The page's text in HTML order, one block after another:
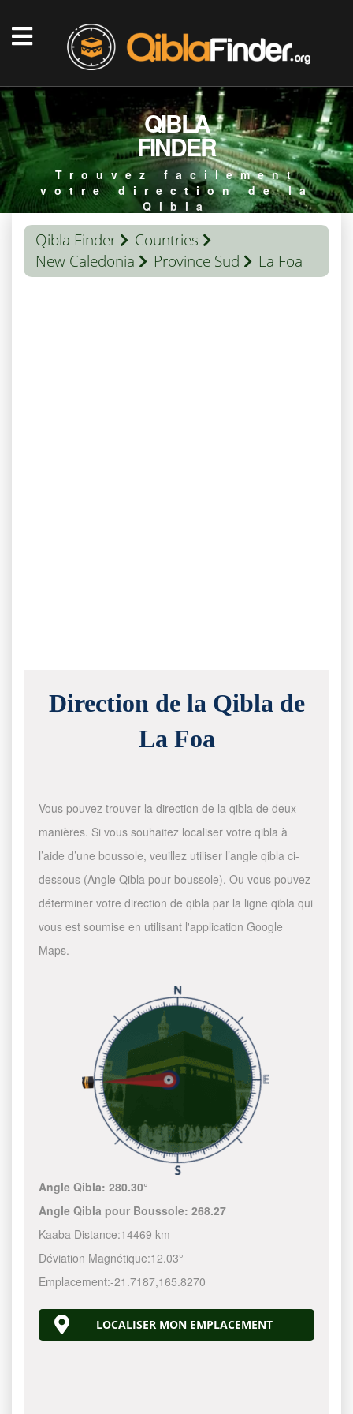
QIBLA
FINDER
Trouvez facilement
votre direction de la
Qibla
Qibla Finder
Countries
New Caledonia
Province Sud La Foa
Direction de la Qibla de
La Foa
Vous pouvez trouver la direction de la qibla de deux
manières. Si vous souhaitez localiser votre qibla à
l’aide d’une boussole, veuillez utiliser l’angle qibla ci-
dessous (Angle Qibla pour boussole). Ou vous pouvez
déterminer votre direction de qibla par la ligne qibla qui
vous est soumise en utilisant l'application Google
Maps.
Angle Qibla:280.30°
Angle Qibla pour Boussole:268.27
Kaaba Distance:14469 km
Déviation Magnétique:12.03°
Emplacement:-21.7187,165.8270
LOCALISER MON EMPLACEMENT